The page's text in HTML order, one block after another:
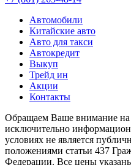
Автомобили
Китайские авто
Авто для такси
Автокредит
Выкуп
Трейд ин
Акции
Контакты
Обращаем Ваше внимание на
исключительно
условиях не является
положениями статьи 437
Федерации. Все цены